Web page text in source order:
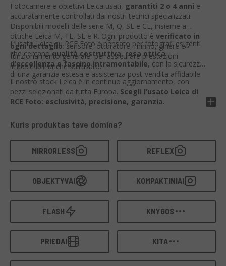
Fotocamere e obiettivi Leica usati, garantiti 2 o 4 anni e
accuratamente controllati dai nostri tecnici specializzati.
Disponibili modelli delle serie M, Q, SL e CL, insieme a
ottiche Leica M, TL, SL e R. Ogni prodotto è verificato in
ogni dettaglio: sensore, otturatore, mirino, ghiere e
funzionamento generale, per assicurare prestazioni
impeccabili anche sull’usato.
L’usato Leica su RCE Foto è pensato per fotografi esigenti
che cercanoqualità costruttiva, resa ottica
d’eccellenza e fascino intramontabile, con la sicurezza
di una garanzia estesa e assistenza post-vendita affidabile.
Il nostro stock Leica è in continuo aggiornamento, con
pezzi selezionati da tutta Europa. Scegli l’usato Leica di
RCE Foto: esclusività, precisione, garanzia.
Kuris produktas tave domina?
MIRRORLESS REFLEX
OBJEKTYVAI KOMPAKTINIAI
FLASH KNYGOS
PRIEDAI KITA